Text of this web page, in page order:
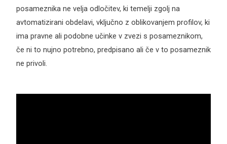
posameznika ne velja odločitev, ki temelji zgolj na
avtomatizirani obdelavi, vključno z oblikovanjem profilov, ki
ima pravne ali podobne učinke v zvezi s posameznikom,
če ni to nujno potrebno, predpisano ali če v to posameznik
ne privoli.